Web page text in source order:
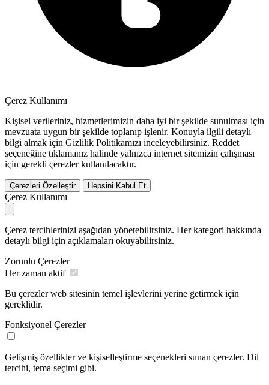
Çerez Kullanımı
Kişisel verileriniz, hizmetlerimizin daha iyi bir şekilde sunulması için
mevzuata uygun bir şekilde toplanıp işlenir. Konuyla ilgili detaylı
bilgi almak için Gizlilik Politikamızı inceleyebilirsiniz. Reddet
seçeneğine tıklamanız halinde yalnızca internet sitemizin çalışması
için gerekli çerezler kullanılacaktır.
Çerezleri Özelleştir Hepsini Kabul Et
Çerez Kullanımı
Çerez tercihlerinizi aşağıdan yönetebilirsiniz. Her kategori hakkında
detaylı bilgi için açıklamaları okuyabilirsiniz.
Zorunlu Çerezler
Her zaman aktif
Bu çerezler web sitesinin temel işlevlerini yerine getirmek için
gereklidir.
Fonksiyonel Çerezler
Gelişmiş özellikler ve kişiselleştirme seçenekleri sunan çerezler. Dil
tercihi, tema seçimi gibi.